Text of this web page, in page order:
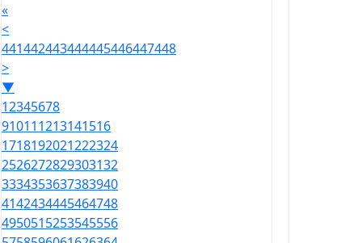
«
<
441442443444445446447448
>
▼
12345678
910111213141516
1718192021222324
2526272829303132
3334353637383940
4142434445464748
4950515253545556